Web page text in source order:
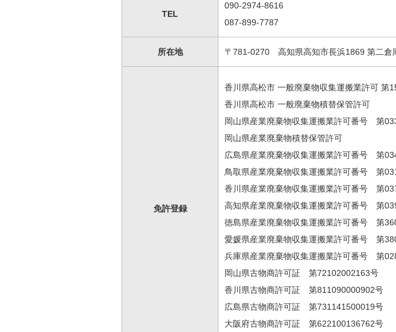
TEL
090-2974-8616
087-899-7787
所在地 〒781-0270 高知県高知市長浜1869 第二倉
免許登録
香川県高松市 一般廃棄物収集運搬業許可 第
香川県高松市 一般廃棄物積替保管許可
岡山県産業廃棄物収集運搬業許可番号 第
岡山県産業廃棄物積替保管許可
広島県産業廃棄物収集運搬業許可番号 第
鳥取県産業廃棄物収集運搬業許可番号 第
香川県産業廃棄物収集運搬業許可番号 第
高知県産業廃棄物収集運搬業許可番号 第
徳島県産業廃棄物収集運搬業許可番号 第
愛媛県産業廃棄物収集運搬業許可番号 第
兵庫県産業廃棄物収集運搬業許可番号 第
岡山県古物商許可証 第72102002163号
香川県古物商許可証 第811090000902号
広島県古物商許可証 第731141500019号
大阪府古物商許可証 第622100136762号